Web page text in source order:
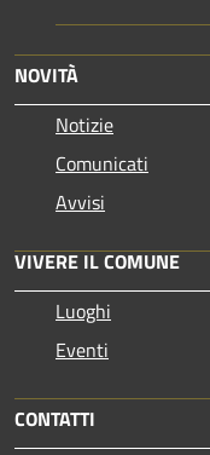
NOVITÀ
Notizie
Comunicati
Avvisi
VIVERE IL COMUNE
Luoghi
Eventi
CONTATTI